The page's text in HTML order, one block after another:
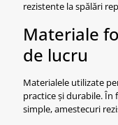
rezistente la spălări
Materiale
de lucru
Materialele utilizate
practice și durabile.
simple, amestecuri